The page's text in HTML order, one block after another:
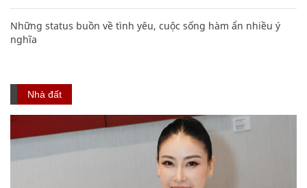
Những status buồn về tình yêu, cuộc sống hàm ẩn nhiều ý
nghĩa
Nhà đất